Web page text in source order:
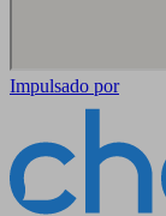
Impulsado por